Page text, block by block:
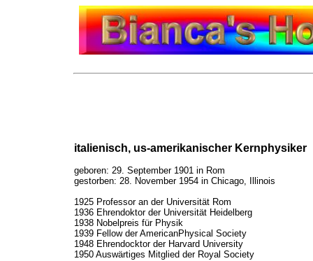
italienisch, us-amerikanischer Kernphysiker
geboren: 29. September 1901 in Rom
gestorben: 28. November 1954 in Chicago, Illinois
1925 Professor an der Universität Rom
1936 Ehrendoktor der Universität Heidelberg
1938 Nobelpreis für Physik
1939 Fellow der AmericanPhysical Society
1948 Ehrendocktor der Harvard University
1950 Auswärtiges Mitglied der Royal Society